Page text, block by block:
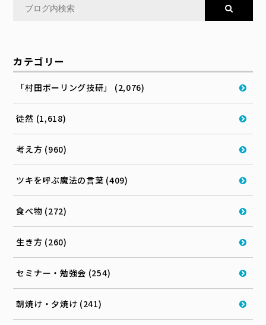
カテゴリー
「村田ボーリング技研」 (2,076)
徒然 (1,618)
考え方 (960)
ツキを呼ぶ魔法の言葉 (409)
食べ物 (272)
生き方 (260)
セミナー・勉強会 (254)
朝焼け・夕焼け (241)